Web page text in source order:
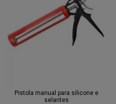
Pistola manual para silicone e
selantes